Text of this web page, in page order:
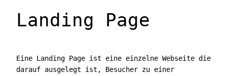
Landing Page
Eine Landing Page ist eine einzelne Webseite die
darauf ausgelegt ist, Besucher zu einer